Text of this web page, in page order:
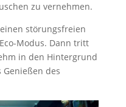
zu vernehmen.
störungsfreien
Modus. Dann tritt
in den Hintergrund
des